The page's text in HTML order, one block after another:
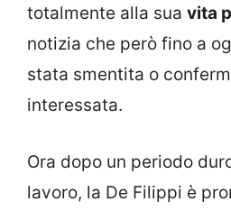
totalmente alla sua vita
notizia che però fino a
stata smentita o
interessata.
Ora dopo un periodo
lavoro, la De Filippi è